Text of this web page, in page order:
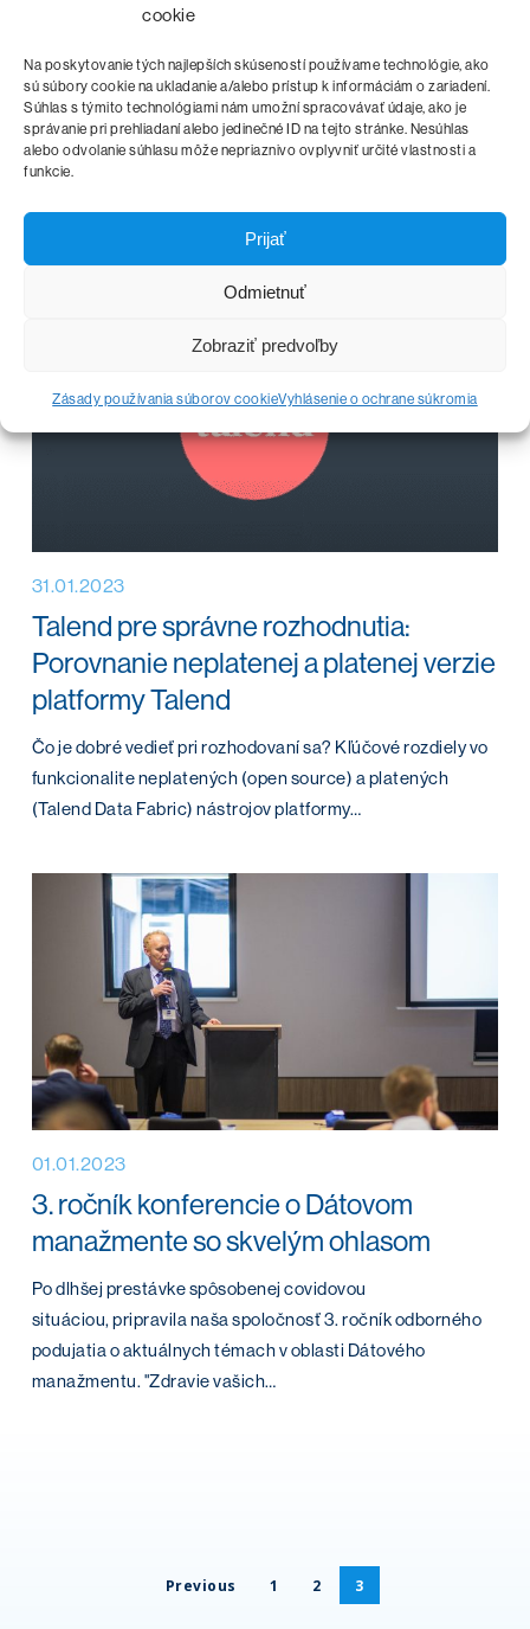
cookie
Na poskytovanie tých najlepších skúseností používame technológie, ako
sú súbory cookie na ukladanie a/alebo prístup k informáciám o zariadení.
Súhlas s týmito technológiami nám umožní spracovávať údaje, ako je
správanie pri prehliadaní alebo jedinečné ID na tejto stránke. Nesúhlas
alebo odvolanie súhlasu môže nepriaznivo ovplyvniť určité vlastnosti a
funkcie.
Prijať
Odmietnuť
Zobraziť predvoľby
Zásady používania súborov cookieVyhlásenie o ochrane súkromia
Výhody Talend cloud architektúry v
porovnaní s on-premise architektúrou
Integračnú platformu Talend je možné inštalovať troma
inštalácia V prípade, že zákazník požaduje mať všetky…
31.01.2023
Talend pre správne rozhodnutia:
Porovnanie neplatenej a platenej verzie
platformy Talend
Čo je dobré vedieť pri rozhodovaní sa? Kľúčové rozdiely vo
funkcionalite neplatených (open source) a platených
(Talend Data Fabric) nástrojov platformy…
01.01.2023
3. ročník konferencie o Dátovom
manažmente so skvelým ohlasom
Po dlhšej prestávke spôsobenej covidovou
situáciou, pripravila naša spoločnosť 3. ročník odborného
podujatia o aktuálnych témach v oblasti Dátového
manažmentu. "Zdravie vašich…
Previous 1 2 3